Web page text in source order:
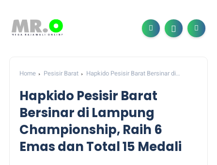
Home Pesisir Barat
Hapkido Pesisir Barat Bersinar di
Hapkido Pesisir Barat
Bersinar di Lampung
Championship, Raih 6
Emas dan Total 15 Medali